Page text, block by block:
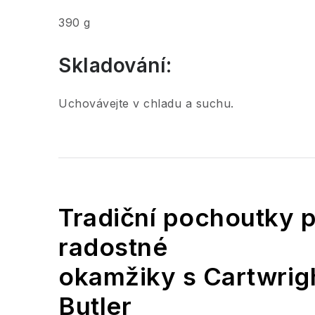
390 g
Skladování:
Uchovávejte v chladu a suchu.
Tradiční pochoutky
radostné
okamžiky s
Butler